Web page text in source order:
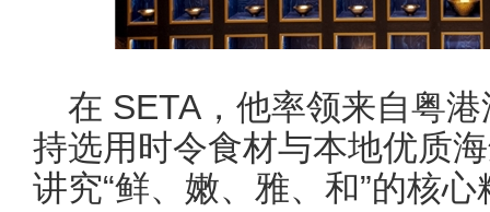
在 SETA，他率领来自粤
持选用时令食材与本地优质
讲究“鲜、嫩、雅、和”的核心